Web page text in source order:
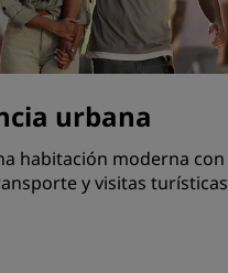
urbana
habitación moderna con
y visitas turísticas